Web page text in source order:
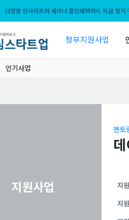
다양한 인사이트와 세미나 할인혜택까지 지금 정기
정부지원사업
인기사업
지원사업
멘토
지
지